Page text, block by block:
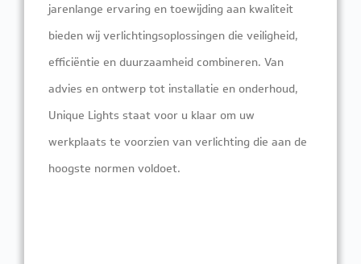
jarenlange ervaring en toewijding aan kwaliteit
bieden wij verlichtingsoplossingen die veiligheid,
efficiëntie en duurzaamheid combineren. Van
advies en ontwerp tot installatie en onderhoud,
Unique Lights staat voor u klaar om uw
werkplaats te voorzien van verlichting die aan de
hoogste normen voldoet.